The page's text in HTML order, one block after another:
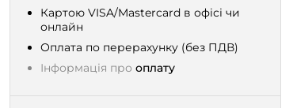
Картою VISA/Mastercard в офісі чи
онлайн
Оплата по перерахунку (без ПДВ)
Інформація про оплату